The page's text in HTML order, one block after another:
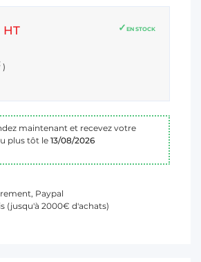
EN STOCK
HT
)
maintenant et recevez votre
plus tôt le 13/08/2026
Paypal
(jusqu'à 2000€ d'achats)